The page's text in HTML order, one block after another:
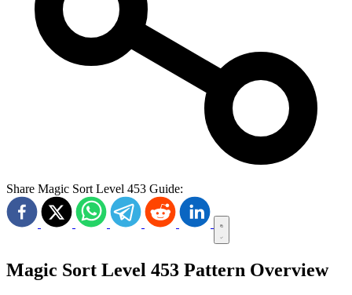
Share Magic Sort Level 453 Guide:
Magic Sort Level 453 Pattern Overview